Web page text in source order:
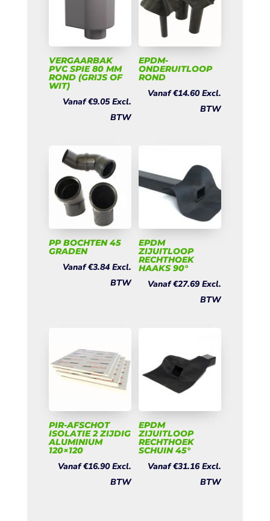
VERGAARBAK
PVC SPIE 80 MM
ROND (GRIJS OF
WIT)
Vanaf€9.05 Excl.
BTW
EPDM-
ONDERUITLOOP
ROND
Vanaf€14.60 Excl.
BTW
PP BOCHTEN 45
GRADEN
Vanaf€3.84 Excl.
BTW
EPDM
ZIJUITLOOP
RECHTHOEK
HAAKS 90°
Vanaf€27.69 Excl.
BTW
PIR-AFSCHOT
ISOLATIE 2 ZIJDIG
ALUMINIUM
120×120
Vanaf€16.90 Excl.
BTW
EPDM
ZIJUITLOOP
RECHTHOEK
SCHUIN 45°
Vanaf€31.16 Excl.
BTW